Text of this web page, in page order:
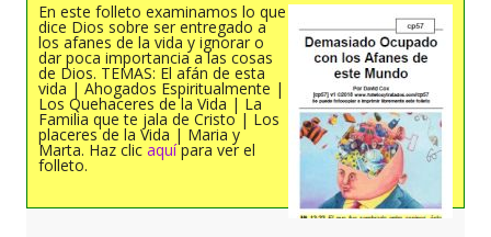
En este folleto examinamos lo que
dice Dios sobre ser entregado a
los afanes de la vida y ignorar o
dar poca importancia a las cosas
de Dios. TEMAS: El afán de esta
vida | Ahogados Espiritualmente |
Los Quehaceres de la Vida | La
Familia que te jala de Cristo | Los
placeres de la Vida | Maria y
Marta. Haz clic aquípara ver el
folleto.